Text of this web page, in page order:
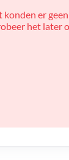
er
het later